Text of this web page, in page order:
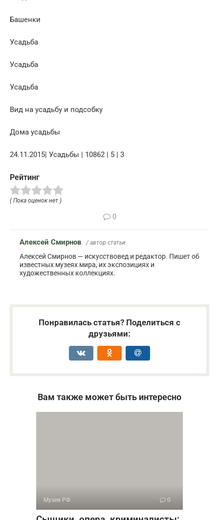
Башенки
Усадьба
Усадьба
Усадьба
Вид на усадьбу и подсобку
Дома усадьбы
24.11.2015| Усадьбы | 10862 | 5 | 3
Рейтинг
( Пока оценок нет )
0
Алексей Смирнов / автор статьи
Алексей Смирнов — искусствовед и редактор. Пишет об
известных музеях мира, их экспозициях и
художественных коллекциях.
Понравилась статья? Поделиться с
друзьями:
Вам также может быть интересно
Музеи РФ 0